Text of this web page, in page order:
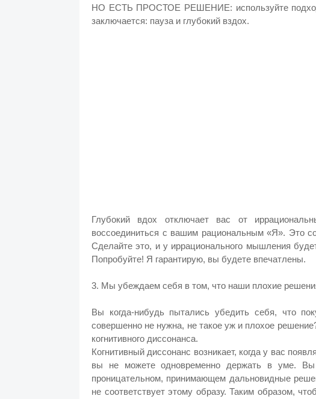
НО ЕСТЬ ПРОСТОЕ РЕШЕНИЕ: используйте
заключается: пауза и глубокий вздох.
Глубокий вдох отключает вас от
воссоединиться с вашим рациональным «Я». Это
Сделайте это, и у иррационального мышления
Попробуйте! Я гарантирую, вы будете впечатлены.
3. Мы убеждаем себя в том, что наши плохие
Вы когда-нибудь пытались убедить себя, что
совершенно не нужна, не такое уж и плохое
когнитивного диссонанса.
Когнитивный диссонанс возникает, когда у вас
вы не можете одновременно держать в уме.
проницательном, принимающем дальновидные
не соответствует этому образу. Таким образом,